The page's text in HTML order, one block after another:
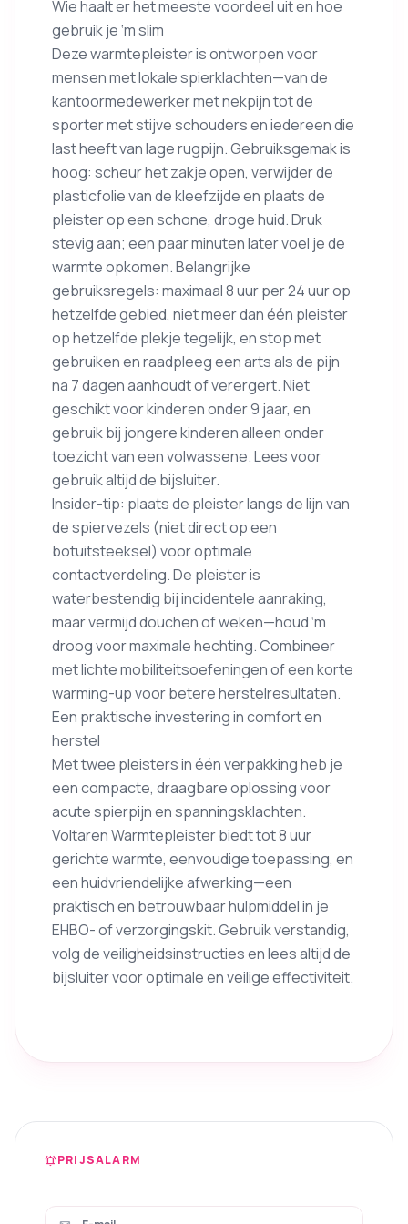
Wie haalt er het meeste voordeel uit en hoe
gebruik je ‘m slim
Deze warmtepleister is ontworpen voor
mensen met lokale spierklachten—van de
kantoormedewerker met nekpijn tot de
sporter met stijve schouders en iedereen die
last heeft van lage rugpijn. Gebruiksgemak is
hoog: scheur het zakje open, verwijder de
plasticfolie van de kleefzijde en plaats de
pleister op een schone, droge huid. Druk
stevig aan; een paar minuten later voel je de
warmte opkomen. Belangrijke
gebruiksregels: maximaal 8 uur per 24 uur op
hetzelfde gebied, niet meer dan één pleister
op hetzelfde plekje tegelijk, en stop met
gebruiken en raadpleeg een arts als de pijn
na 7 dagen aanhoudt of verergert. Niet
geschikt voor kinderen onder 9 jaar, en
gebruik bij jongere kinderen alleen onder
toezicht van een volwassene. Lees voor
gebruik altijd de bijsluiter.
Insider-tip: plaats de pleister langs de lijn van
de spiervezels (niet direct op een
botuitsteeksel) voor optimale
contactverdeling. De pleister is
waterbestendig bij incidentele aanraking,
maar vermijd douchen of weken—houd ‘m
droog voor maximale hechting. Combineer
met lichte mobiliteitsoefeningen of een korte
warming-up voor betere herstelresultaten.
Een praktische investering in comfort en
herstel
Met twee pleisters in één verpakking heb je
een compacte, draagbare oplossing voor
acute spierpijn en spanningsklachten.
Voltaren Warmtepleister biedt tot 8 uur
gerichte warmte, eenvoudige toepassing, en
een huidvriendelijke afwerking—een
praktisch en betrouwbaar hulpmiddel in je
EHBO- of verzorgingskit. Gebruik verstandig,
volg de veiligheidsinstructies en lees altijd de
bijsluiter voor optimale en veilige effectiviteit.
notifications_activePRIJSALARM